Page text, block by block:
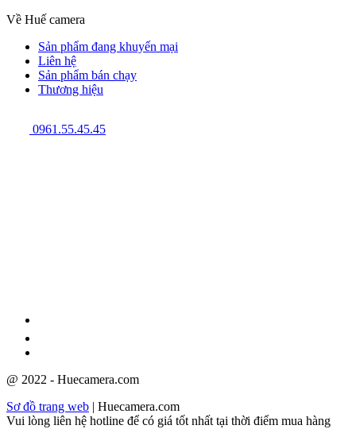
Về Huế camera
Sản phẩm đang khuyến mại
Liên hệ
Sản phẩm bán chạy
Thương hiệu
0961.55.45.45
@ 2022 - Huecamera.com
Sơ đồ trang web | Huecamera.com
Vui lòng liên hệ hotline để có giá tốt nhất tại thời điểm mua hàng